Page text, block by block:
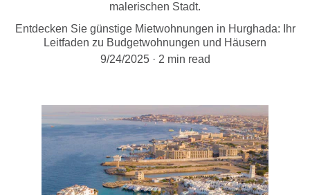
malerischen Stadt.
Entdecken Sie günstige Mietwohnungen in Hurghada: Ihr
Leitfaden zu Budgetwohnungen und Häusern
9/24/2025
2 min read